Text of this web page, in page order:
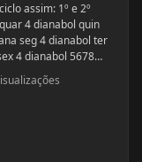
1º e 2º
outros anabolicos.